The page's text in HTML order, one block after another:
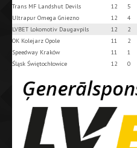
Trans MF Landshut Devils
12 5
Ultrapur Omega Gniezno
12 4
LVBET Lokomotiv Daugavpils
12 2
OK Kolejarz Opole
11 2
Speedway Kraków
11 1
Śląsk Świętochłowice
12 0